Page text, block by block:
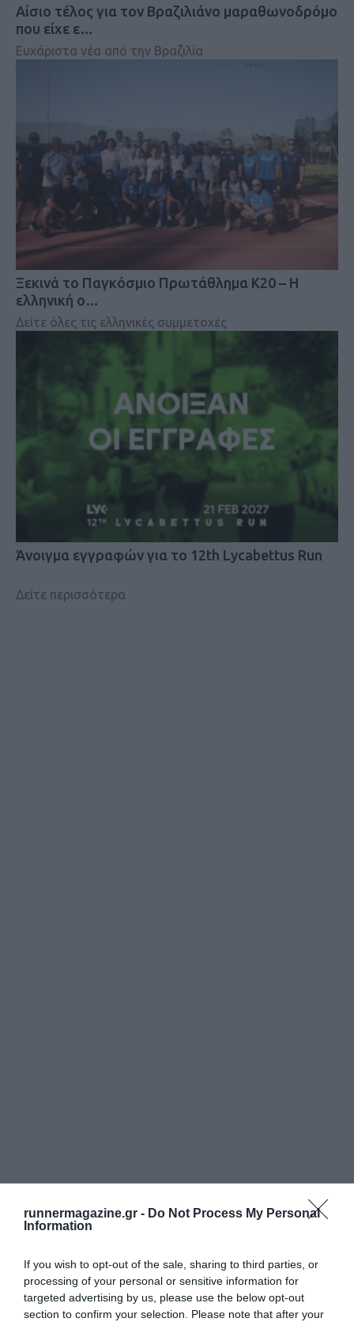
runnermagazine.gr - Do Not Process My Personal
Information
If you wish to opt-out of the sale, sharing to third parties, or
processing of your personal or sensitive information for
targeted advertising by us, please use the below opt-out
section to confirm your selection. Please note that after your
Αίσιο τέλος για τον Βραζιλιάνο μαραθωνοδρόμο
που είχε ε…
Ευχάριστα νέα από την Βραζιλία
Ξεκινά το Παγκόσμιο Πρωτάθλημα Κ20 – Η
ελληνική ο…
Δείτε όλες τις ελληνικές συμμετοχές
Άνοιγμα εγγραφών για το 12th Lycabettus Run
Δείτε περισσότερα